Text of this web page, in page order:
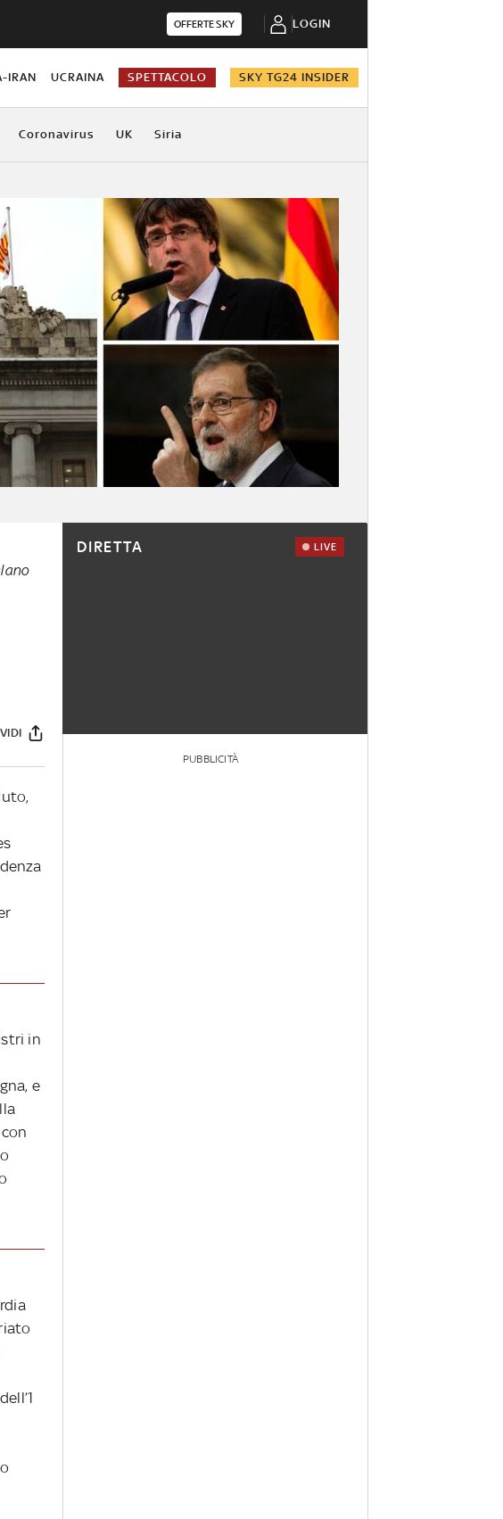
OFFERTE SKY LOGIN
IRAN UCRAINA SPETTACOLO SKY TG24 INSIDER
Coronavirus UK Siria
in
e
DIRETTA LIVE
PUBBLICITÀ